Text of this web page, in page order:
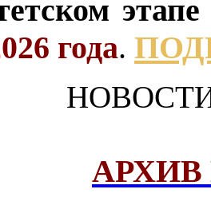
года.